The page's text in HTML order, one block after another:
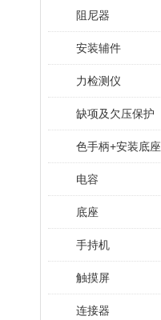
阻尼器
安装辅件
力检测仪
缺项及欠压保护
色手柄+安装底座
电容
底座
手持机
触摸屏
连接器